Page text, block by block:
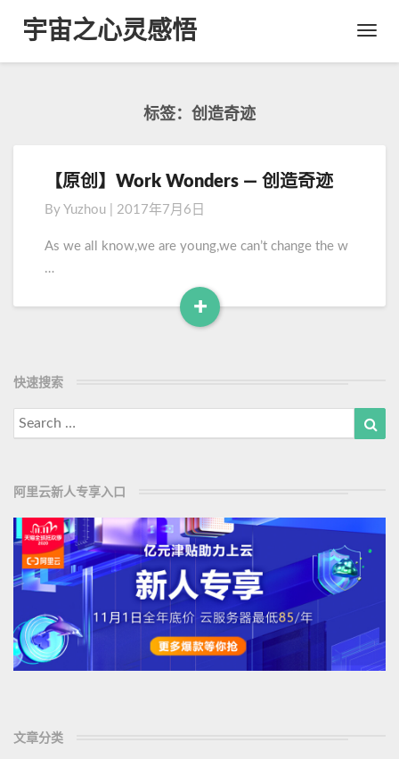
Toggle
宇宙之心灵感悟
标签：创造奇迹
原
创
】
n
r
创
造
奇
迹
【原创】Work Wonders — 创造奇迹
By Yuzhou 2017年7月6日
As we all know,we are young,we can’t change the w
…
+
R
o
快速搜索
Search
for:
阿里云新人专享入口
文章分类